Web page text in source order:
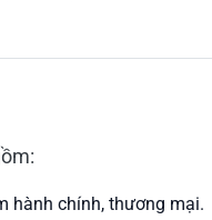
hành chính, thương mại.